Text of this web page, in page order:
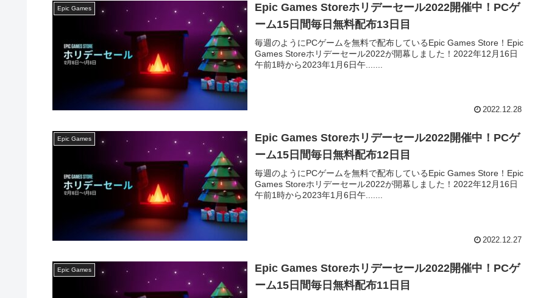
Epic Games
Epic Games Storeホリデーセール2022開催中！PCゲ
ーム15日間毎日無料配布13日目
毎週のようにPCゲームを無料で配布しているEpic Games Store！Epic
Games Storeホリデーセール2022が開幕しました！2022年12月16日
午前1時から2023年1月6日午.......
2022.12.28
Epic Games
Epic Games Storeホリデーセール2022開催中！PCゲ
ーム15日間毎日無料配布12日目
毎週のようにPCゲームを無料で配布しているEpic Games Store！Epic
Games Storeホリデーセール2022が開幕しました！2022年12月16日
午前1時から2023年1月6日午.......
2022.12.27
Epic Games
Epic Games Storeホリデーセール2022開催中！PCゲ
ーム15日間毎日無料配布11日目